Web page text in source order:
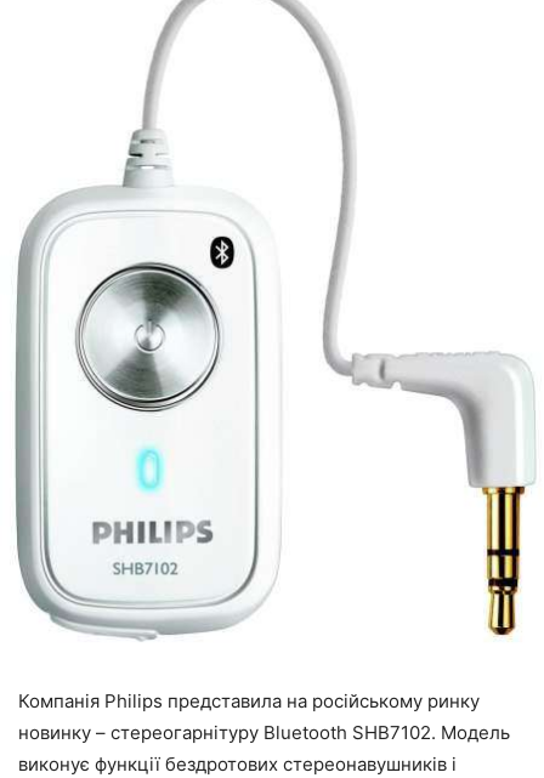
Компанія Philips представила на російському ринку
новинку – стереогарнітуру Bluetooth SHB7102. Модель
виконує функції бездротових стереонавушників і